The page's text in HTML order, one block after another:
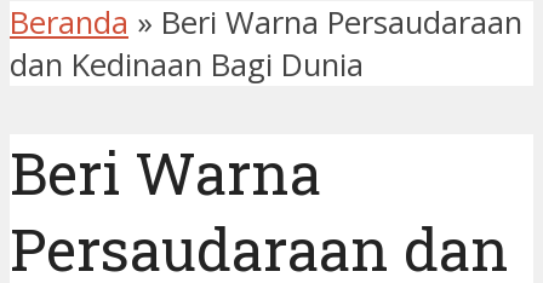
Beranda » Beri Warna Persaudaraan
dan Kedinaan Bagi Dunia
Beri Warna
Persaudaraan dan